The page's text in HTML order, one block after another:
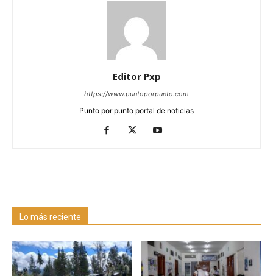
Editor Pxp
https://www.puntoporpunto.com
Punto por punto portal de noticias
Lo más reciente